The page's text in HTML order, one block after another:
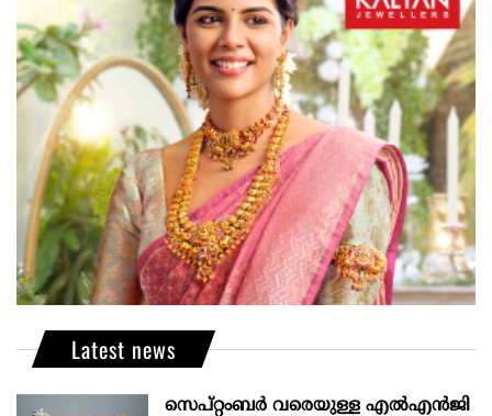
Latest news
സെപ്റ്റംബർ വരെയുള്ള എൽഎൻജി